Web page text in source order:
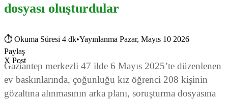
dosyası oluşturdular
⏱ Okuma Süresi 4 dk•Yayınlanma Pazar, Mayıs 10 2026
Paylaş
X Post
Gaziantep merkezli 47 ilde 6 Mayıs 2025’te düzenlenen
ev baskınlarında, çoğunluğu kız öğrenci 208 kişinin
gözaltına alınmasının arka planı, soruşturma dosyasına